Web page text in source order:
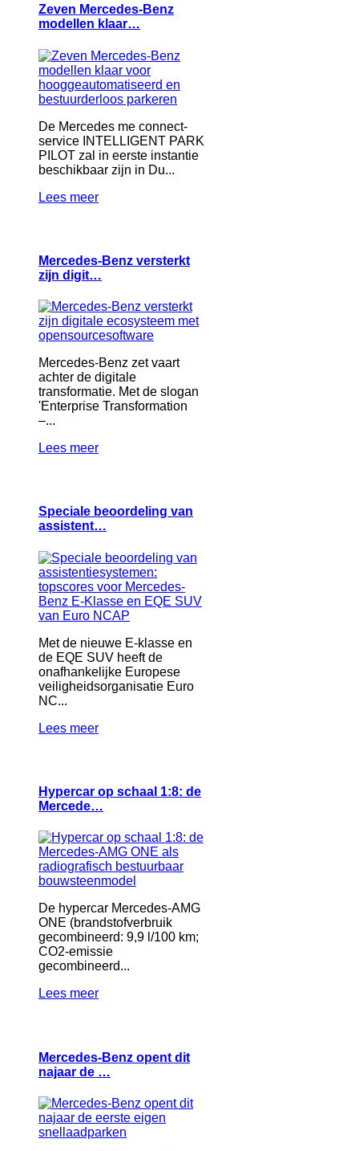
Zeven Mercedes-Benz
modellen klaar…
De Mercedes me connect-
service INTELLIGENT PARK
PILOT zal in eerste instantie
beschikbaar zijn in Du...
Lees meer
Mercedes-Benz versterkt
zijn digit…
Mercedes-Benz zet vaart
achter de digitale
transformatie. Met de slogan
'Enterprise Transformation
–...
Lees meer
Speciale beoordeling van
assistent…
Met de nieuwe E-klasse en
de EQE SUV heeft de
onafhankelijke Europese
veiligheidsorganisatie Euro
NC...
Lees meer
Hypercar op schaal 1:8: de
Mercede…
De hypercar Mercedes-AMG
ONE (brandstofverbruik
gecombineerd: 9,9 l/100 km;
CO2-emissie
gecombineerd...
Lees meer
Mercedes-Benz opent dit
najaar de …